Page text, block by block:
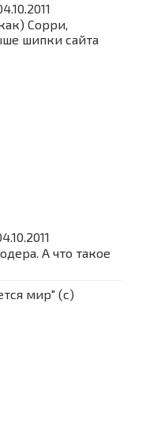
Сорри,
шипки сайта
А что такое
мир" (с)